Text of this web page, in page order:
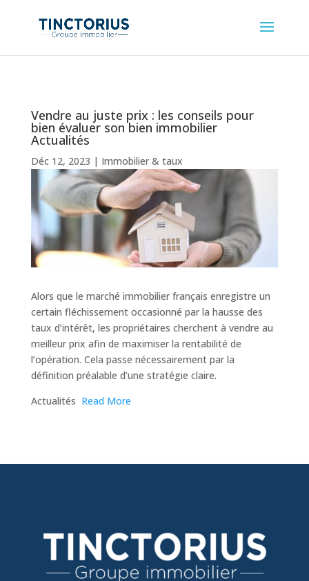
Vendre au juste prix : les conseils pour
bien évaluer son bien immobilier
Actualités
Déc 12, 2023 | Immobilier & taux
Alors que le marché immobilier français enregistre un
certain fléchissement occasionné par la hausse des
taux d’intérêt, les propriétaires cherchent à vendre au
meilleur prix afin de maximiser la rentabilité de
l’opération. Cela passe nécessairement par la
définition préalable d’une stratégie claire.
​Actualités Read More